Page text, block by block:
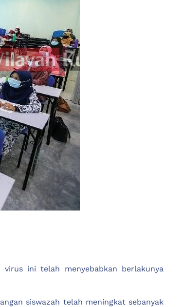
ini telah menyebabkan berlakunya
siswazah telah meningkat sebanyak